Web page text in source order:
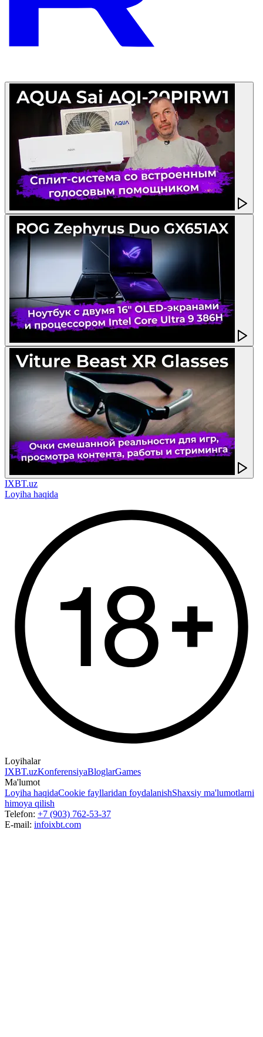
IXBT.uz
Loyiha haqida
Loyihalar
IXBT.uzKonferensiyaBloglarGames
Ma'lumot
Loyiha haqidaCookie fayllaridan foydalanishShaxsiy ma'lumotlarni
himoya qilish
Telefon: +7 (903) 762-53-37
E-mail: infoixbt.com